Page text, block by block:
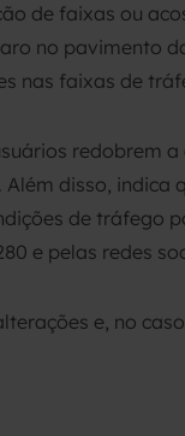
de faixas ou
no pavimento
nas faixas de
redobrem
disso,
de tráfego
e pelas redes
e, no